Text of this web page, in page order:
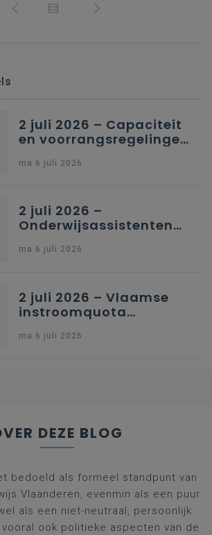
2 juli 2026 – Capaciteit
en voorrangsregelingen
secundair onderwijs in
ma 6 juli 2026
2 juli 2026 –
Onderwijsassistenten
kleuteronderwijs
ma 6 juli 2026
2 juli 2026 – Vlaamse
instroomquota
federale RIZIV-
ma 6 juli 2026
DEZE BLOG
bedoeld als formeel standpunt van
Vlaanderen, evenmin als een puur
als een niet-neutraal, persoonlijk
ook politieke aspecten van de